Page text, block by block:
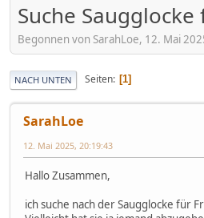
Suche
Begonnen von SarahLoe, 12. Mai
NACH UNTEN Seiten 1
SarahLoe
12. Mai 2025, 20:19:43
Hallo Zusammen,
ich suche nach der Saugglocke für